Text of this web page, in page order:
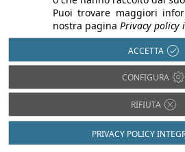
Duragyp
lastra in
cartongesso
Lastra in
G3:
pannello in
lana di
vetro
Isolamento
acustico
Puoi trovare maggiori
nostra pagina Privacy policy
ACCETTA
CONFIGURA
RIFIUTA
PRIVACY POLICY